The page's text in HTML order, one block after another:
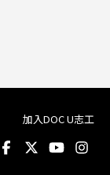
加入DOC U志工